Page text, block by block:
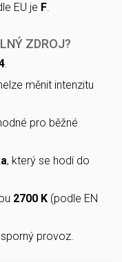
EU je F.
ZDROJ?
.
měnit intenzitu
pro běžné
, který se hodí do
2700 K (podle EN
provoz.